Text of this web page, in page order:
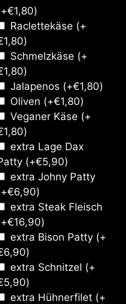
€1,80)
Raclettekäse (+
1,80)
Schmelzkäse (+
1,80)
Jalapenos (+€1,80)
Oliven (+€1,80)
Veganer Käse (+
1,80)
extra Lage Dax
(+€5,90)
extra Johny Patty
€6,90)
extra Steak Fleisch
€16,90)
extra Bison Patty (+
6,90)
extra Schnitzel (+
5,90)
extra Hühnerfilet (+